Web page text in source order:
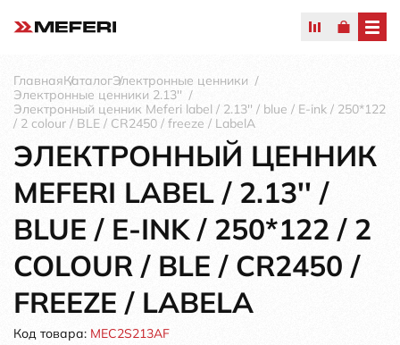
ГлавнаяКаталогЭлектронные ценники
Электронные ценники 2.13''
Электронный ценник Meferi label / 2.13'' / blue / E-ink / 250*122
/ 2 colour / BLE / CR2450 / freeze / LabelA
ЭЛЕКТРОННЫЙ ЦЕННИК
MEFERI LABEL / 2.13'' /
BLUE / E-INK / 250*122 / 2
COLOUR / BLE / CR2450 /
FREEZE / LABELA
Код товара: MEC2S213AF